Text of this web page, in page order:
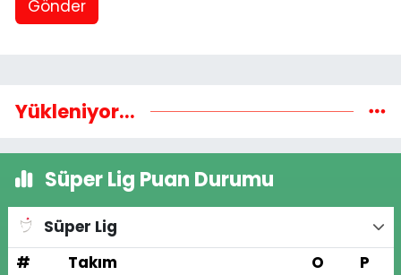
Gönder
Yükleniyor...
Süper Lig Puan Durumu
Süper Lig
#
Takım O P